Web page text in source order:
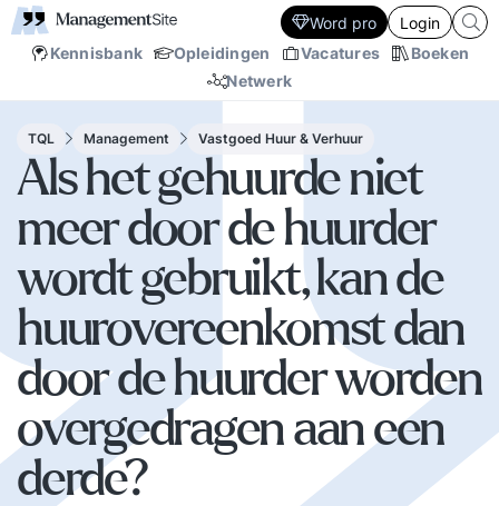
Kennisbank Opleidingen Vacatures
Boeken
Netwerk
Word pro Login
TQL Management Vastgoed Huur & Verhuur
Als het gehuurde niet
meer door de huurder
wordt gebruikt, kan de
huurovereenkomst dan
door de huurder worden
overgedragen aan een
derde?